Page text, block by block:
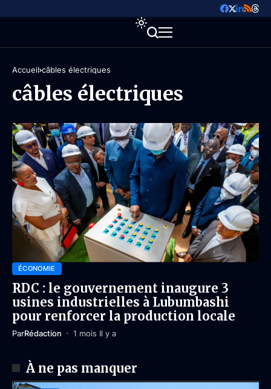
Accueil câbles électriques
câbles électriques
ÉCONOMIE
RDC : le gouvernement inaugure 3
usines industrielles à Lubumbashi
pour renforcer la production locale
ParRédaction 1 mois Il y a
À ne pas manquer